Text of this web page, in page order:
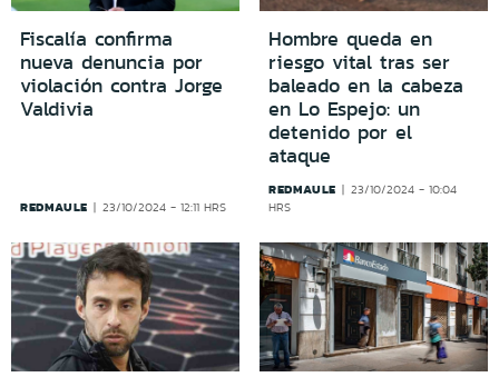
Fiscalía confirma
nueva denuncia por
violación contra Jorge
Valdivia
REDMAULE 23/10/2024 - 12:11 HRS
Hombre queda en
riesgo vital tras ser
baleado en la cabeza
en Lo Espejo: un
detenido por el
ataque
REDMAULE
23/10/2024 - 10:04
HRS